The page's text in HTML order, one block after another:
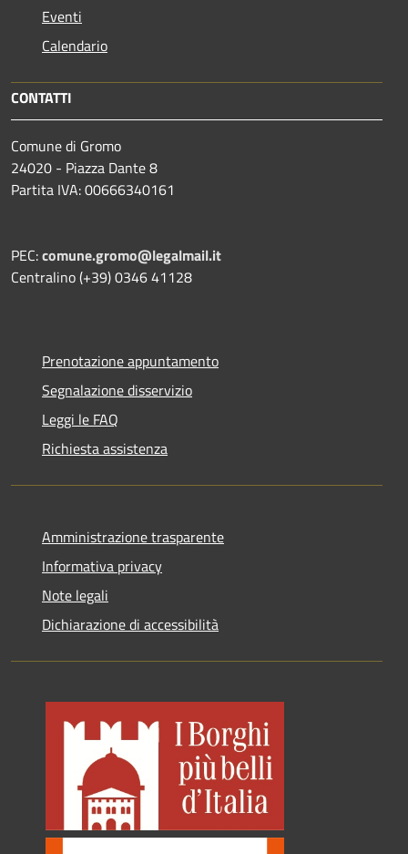
Eventi
Calendario
CONTATTI
Comune di Gromo
24020 - Piazza Dante 8
Partita IVA: 00666340161
PEC:comune.gromo@legalmail.it
Centralino (+39) 0346 41128
Prenotazione appuntamento
Segnalazione disservizio
Leggi le FAQ
Richiesta assistenza
Amministrazione trasparente
Informativa privacy
Note legali
Dichiarazione di accessibilità